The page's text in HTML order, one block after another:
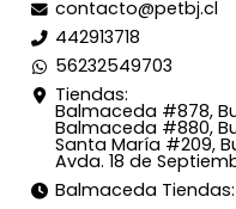
contacto@petbj.cl
442913718
56232549703
Tiendas:
Balmaceda #878,
Balmaceda #880,
Santa María #209,
Avda. 18 de
Balmaceda Tiendas: